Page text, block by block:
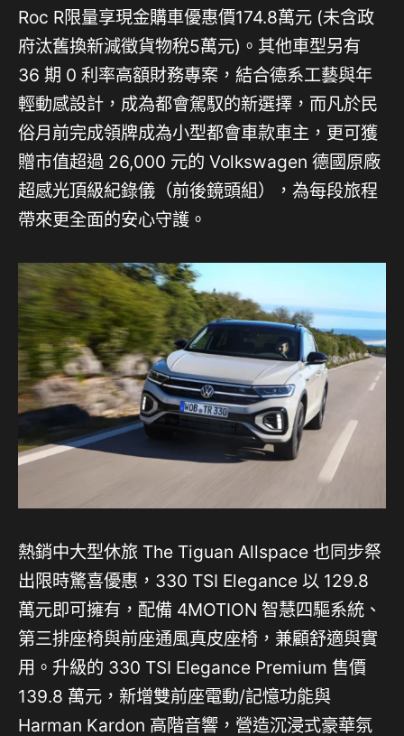
Roc R限量享現金購車優惠價174.8萬元 (未含政
府汰舊換新減徵貨物稅5萬元)。其他車型另有
36 期 0 利率高額財務專案，結合德系工藝與年
輕動感設計，成為都會駕馭的新選擇，而凡於民
俗月前完成領牌成為小型都會車款車主，更可獲
贈市值超過 26,000 元的 Volkswagen 德國原廠
超感光頂級紀錄儀（前後鏡頭組），為每段旅程
帶來更全面的安心守護。
熱銷中大型休旅 The Tiguan Allspace 也同步祭
出限時驚喜優惠，330 TSI Elegance 以 129.8
萬元即可擁有，配備 4MOTION 智慧四驅系統、
第三排座椅與前座通風真皮座椅，兼顧舒適與實
用。升級的 330 TSI Elegance Premium 售價
139.8 萬元，新增雙前座電動/記憶功能與
Harman Kardon 高階音響，營造沉浸式豪華氛